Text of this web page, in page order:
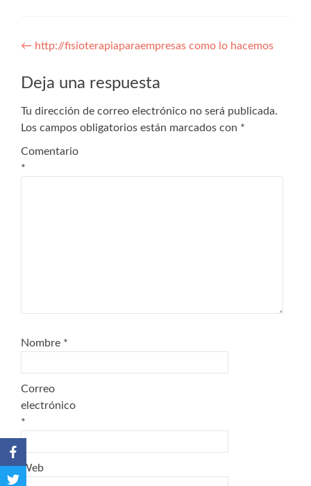
Navegación
de
entradas
← http://fisioterapiaparaempresas como lo hacemos
Deja una respuesta
Tu dirección de correo electrónico no será publicada.
Los campos obligatorios están marcados con *
Comentario
*
Nombre *
Correo
electrónico
*
Web